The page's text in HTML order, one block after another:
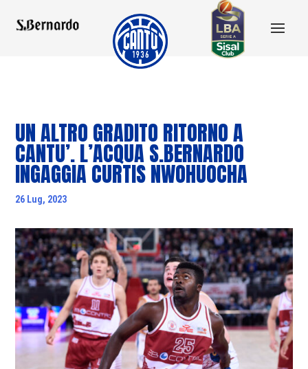
UN ALTRO GRADITO RITORNO A
CANTU’. L’ACQUA S.BERNARDO
INGAGGIA CURTIS NWOHUOCHA
26 Lug, 2023